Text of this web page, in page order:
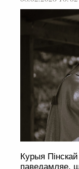
Курыя
паведамляе,